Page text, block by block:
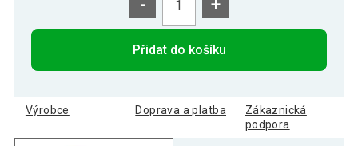
- +
Přidat do košíku
Výrobce Doprava a platba
Zákaznická
podpora